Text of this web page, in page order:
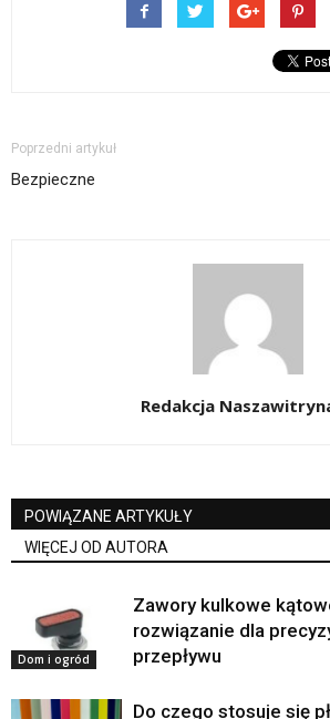
Poprzedni artykuł
Bezpieczne
Redakcja
POWIĄZANE ARTYKUŁY
WIĘCEJ OD AUTORA
Dom i ogród
Zawory kulkowe
rozwiązanie dla
przepływu
Do czego stosuje się